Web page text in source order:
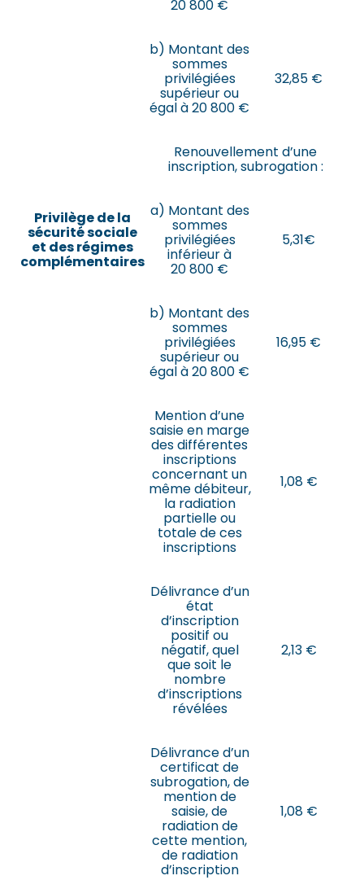
Privilège de la
sécurité sociale
et des régimes
complémentaires
20 800 €
b) Montant des
sommes
privilégiées
supérieur ou
égal à 20 800 €
32,85 €
Renouvellement d’une
inscription, subrogation :
a) Montant des
sommes
privilégiées
inférieur à
20 800 €
5,31€
b) Montant des
sommes
privilégiées
supérieur ou
égal à 20 800 €
16,95 €
Mention d’une
saisie en marge
des différentes
inscriptions
concernant un
même débiteur,
la radiation
partielle ou
totale de ces
inscriptions
1,08 €
Délivrance d’un
état
d’inscription
positif ou
négatif, quel
que soit le
nombre
d’inscriptions
révélées
2,13 €
Délivrance d’un
certificat de
subrogation, de
mention de
saisie, de
radiation de
cette mention,
de radiation
d’inscription
1,08 €